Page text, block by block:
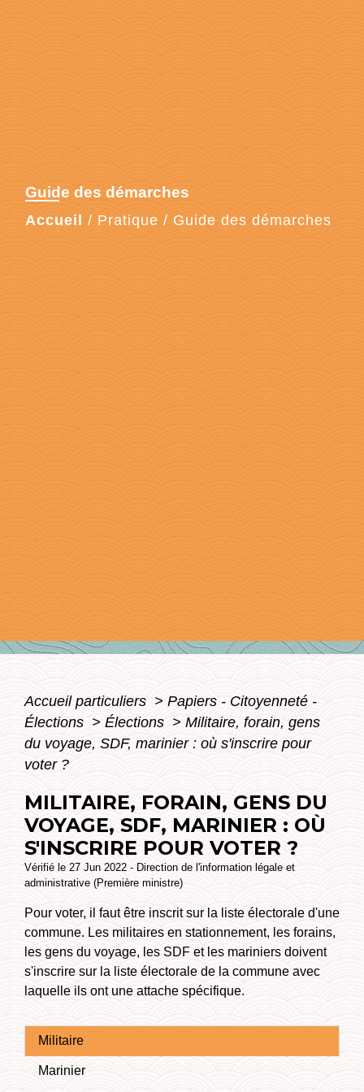
Guide des démarches
Accueil / Pratique / Guide des démarches
Accueil particuliers > Papiers - Citoyenneté -
Élections > Élections > Militaire, forain, gens
du voyage, SDF, marinier : où s'inscrire pour
voter ?
MILITAIRE, FORAIN, GENS DU
VOYAGE, SDF, MARINIER : OÙ
S'INSCRIRE POUR VOTER ?
Vérifié le 27 Jun 2022 - Direction de l'information légale et
administrative (Première ministre)
Pour voter, il faut être inscrit sur la liste électorale d'une
commune. Les militaires en stationnement, les forains,
les gens du voyage, les SDF et les mariniers doivent
s'inscrire sur la liste électorale de la commune avec
laquelle ils ont une attache spécifique.
Militaire
Marinier